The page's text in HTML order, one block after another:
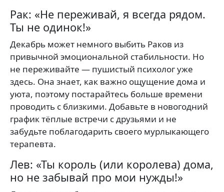
Рак: «Не переживай, я всегда рядом.
Ты не одинок!»
Декабрь может немного выбить Раков из
привычной эмоциональной стабильности. Но
не переживайте — пушистый психолог уже
здесь. Она знает, как важно ощущение дома и
уюта, поэтому постарайтесь больше времени
проводить с близкими. Добавьте в новогодний
график тёплые встречи с друзьями и не
забудьте поблагодарить своего мурлыкающего
терапевта.
Лев: «Ты король (или королева) дома,
но не забывай про мои нужды!»